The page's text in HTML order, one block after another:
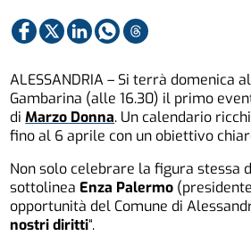
ALESSANDRIA – Si terrà domenica
Gambarina (alle 16.30) il primo
diMarzo Donna. Un calendario
fino al 6 aprile con un obiettivo
Non solo celebrare la figura stessa
sottolinea Enza Palermo
opportunità del Comune di
nostri diritti“.